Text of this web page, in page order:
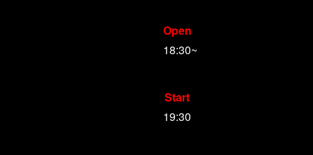
Open
18:30~
Start
19:30